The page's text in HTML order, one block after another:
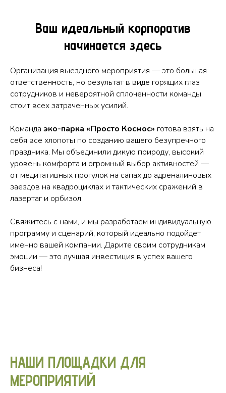
Ваш идеальный корпоратив
начинается здесь
Организация выездного мероприятия — это большая
ответственность, но результат в виде горящих глаз
сотрудников и невероятной сплоченности команды
стоит всех затраченных усилий.
Команда эко-парка «Просто Космос» готова взять на
себя все хлопоты по созданию вашего безупречного
праздника. Мы объединили дикую природу, высокий
уровень комфорта и огромный выбор активностей —
от медитативных прогулок на сапах до адреналиновых
заездов на квадроциклах и тактических сражений в
лазертаг и орбизол.
Свяжитесь с нами, и мы разработаем индивидуальную
программу и сценарий, который идеально подойдет
именно вашей компании. Дарите своим сотрудникам
эмоции — это лучшая инвестиция в успех вашего
бизнеса!
НАШИ ПЛОЩАДКИ ДЛЯ
МЕРОПРИЯТИЙ